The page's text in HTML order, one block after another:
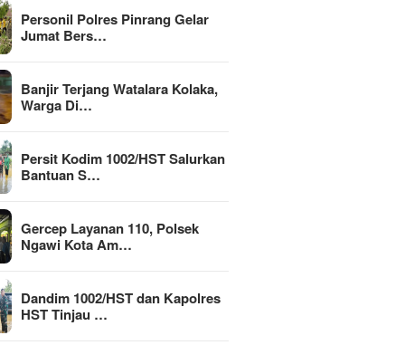
Personil Polres Pinrang Gelar
Jumat Bers…
Banjir Terjang Watalara Kolaka,
Warga Di…
Persit Kodim 1002/HST Salurkan
Bantuan S…
Gercep Layanan 110, Polsek
Ngawi Kota Am…
Dandim 1002/HST dan Kapolres
HST Tinjau …